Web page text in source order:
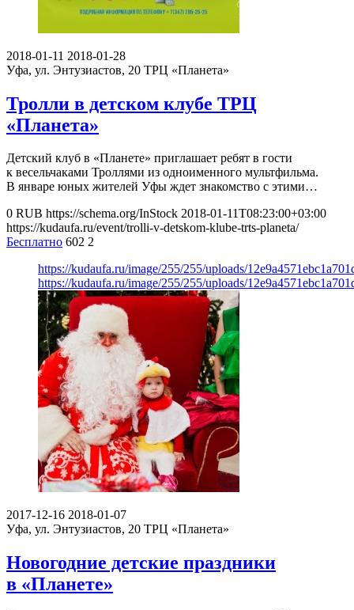
2018-01-11 2018-01-28
Уфа, ул. Энтузиастов, 20 ТРЦ «Планета»
Тролли в детском клубе ТРЦ
«Планета»
Детский клуб в «Планете» приглашает ребят в гости
к весельчаками Троллями из одноименного мультфильма.
В январе юных жителей Уфы ждет знакомство с этими…
0 RUB https://schema.org/InStock 2018-01-11T08:23:00+03:00
https://kudaufa.ru/event/trolli-v-detskom-klube-trts-planeta/
Бесплатно 602 2
https://kudaufa.ru/image/255/255/uploads/
https://kudaufa.ru/image/255/255/uploads/
2017-12-16 2018-01-07
Уфа, ул. Энтузиастов, 20 ТРЦ «Планета»
Новогодние детские праздники
в «Планете»